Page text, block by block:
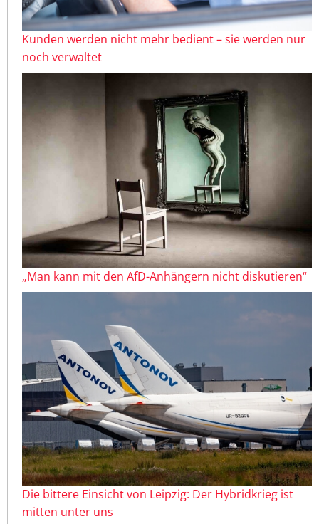
Kunden werden nicht mehr bedient – sie werden nur
noch verwaltet
„Man kann mit den AfD-Anhängern nicht diskutieren“
Die bittere Einsicht von Leipzig: Der Hybridkrieg ist
mitten unter uns